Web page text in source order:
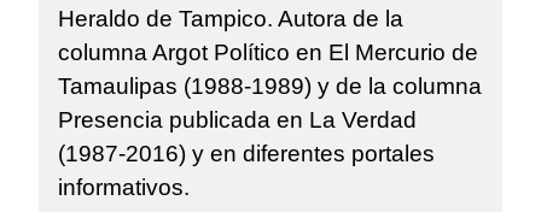
Heraldo de Tampico. Autora de la
columna Argot Político en El Mercurio de
Tamaulipas (1988-1989) y de la columna
Presencia publicada en La Verdad
(1987-2016) y en diferentes portales
informativos.